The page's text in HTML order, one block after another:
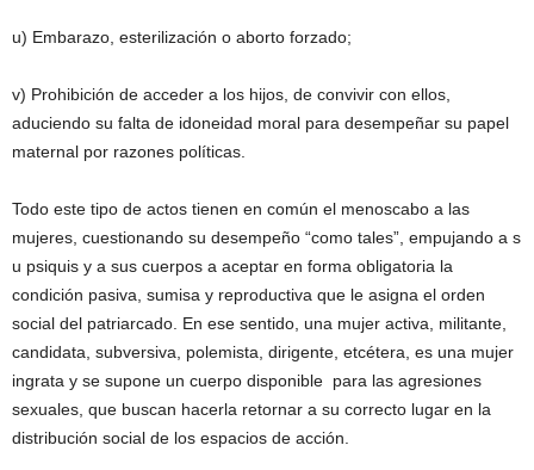
u) Embarazo, esterilización o aborto forzado;
v) Prohibición de acceder a los hijos, de convivir con ellos,
aduciendo su falta de idoneidad moral para desempeñar su papel
maternal por razones políticas.
Todo este tipo de actos tienen en común el menoscabo a las
mujeres, cuestionando su desempeño “como tales”, empujando a s
u psiquis y a sus cuerpos a aceptar en forma obligatoria la
condición pasiva, sumisa y reproductiva que le asigna el orden
social del patriarcado. En ese sentido, una mujer activa, militante,
candidata, subversiva, polemista, dirigente, etcétera, es una mujer
ingrata y se supone un cuerpo disponible para las agresiones
sexuales, que buscan hacerla retornar a su correcto lugar en la
distribución social de los espacios de acción.